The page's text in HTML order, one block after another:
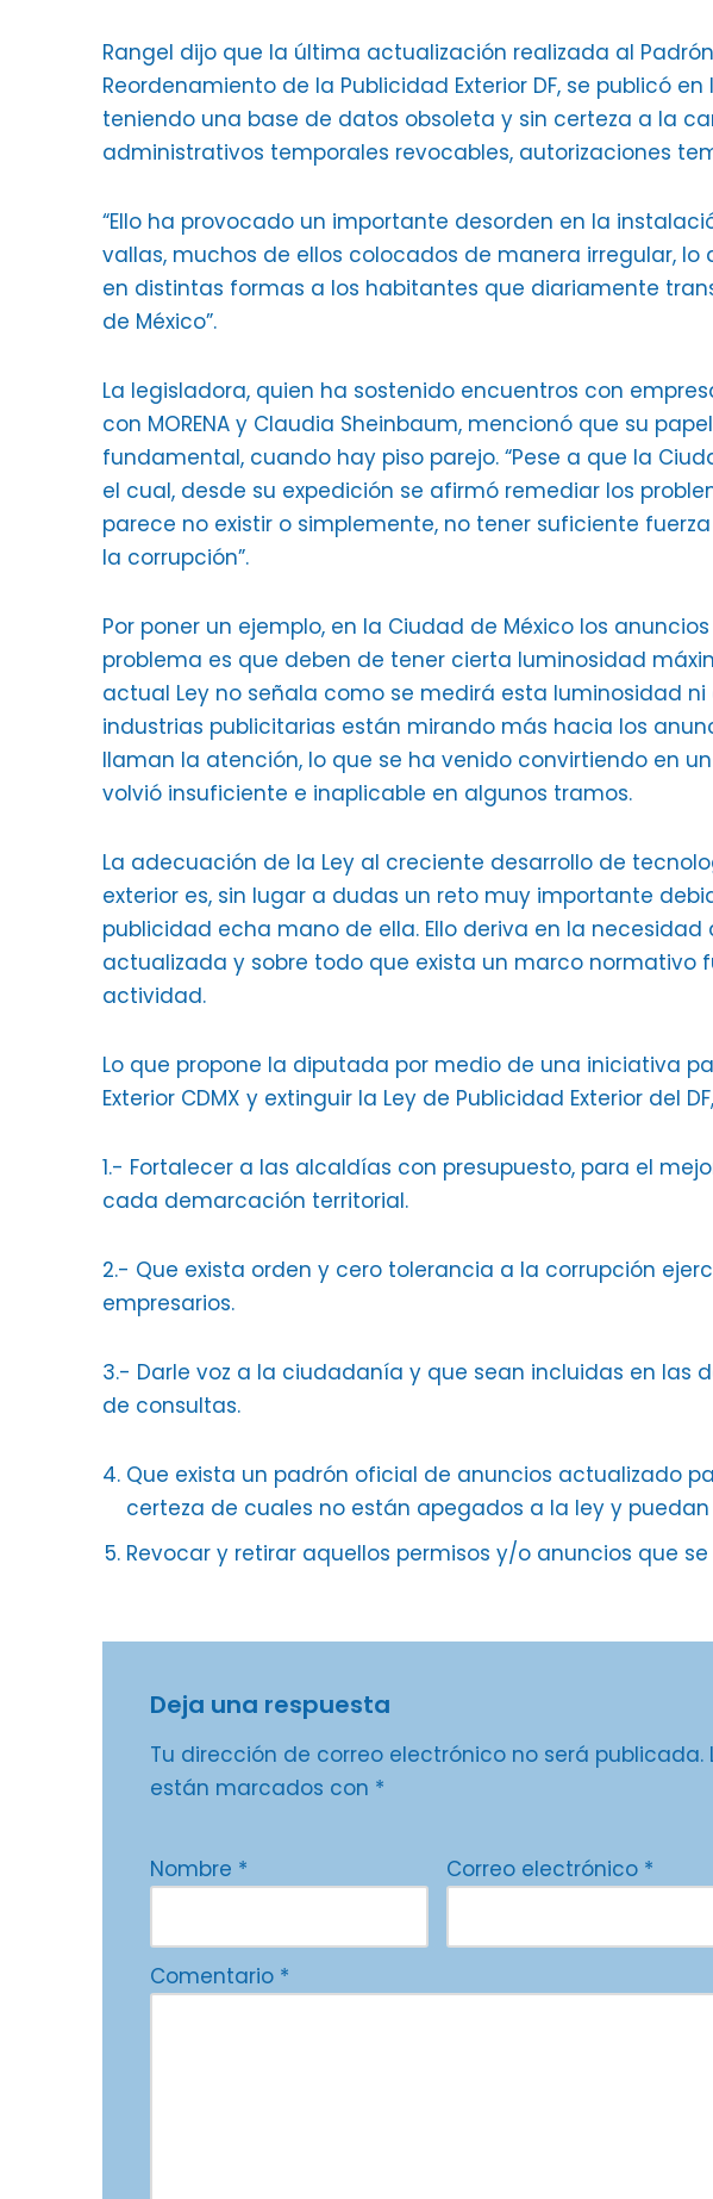
Rangel dijo que la última actualización realizada al
Reordenamiento de la Publicidad Exterior DF, se publicó
teniendo una base de datos obsoleta y sin certeza a la
administrativos temporales revocables, autorizaciones
“Ello ha provocado un importante desorden en la
vallas, muchos de ellos colocados de manera irregular,
en distintas formas a los habitantes que diariamente
de México”.
La legisladora, quien ha sostenido encuentros con
con MORENA y Claudia Sheinbaum, mencionó que su
fundamental, cuando hay piso parejo. “Pese a que la
el cual, desde su expedición se afirmó remediar los
parece no existir o simplemente, no tener suficiente
la corrupción”.
Por poner un ejemplo, en la Ciudad de México los
problema es que deben de tener cierta luminosidad
actual Ley no señala como se medirá esta luminosidad
industrias publicitarias están mirando más hacia los
llaman la atención, lo que se ha venido convirtiendo en
volvió insuficiente e inaplicable en algunos tramos.
La adecuación de la Ley al creciente desarrollo de
exterior es, sin lugar a dudas un reto muy importante
publicidad echa mano de ella. Ello deriva en la
actualizada y sobre todo que exista un marco normativo
actividad.
Lo que propone la diputada por medio de una iniciativa
Exterior CDMX y extinguir la Ley de Publicidad Exterior del
1.- Fortalecer a las alcaldías con presupuesto, para el
cada demarcación territorial.
2.- Que exista orden y cero tolerancia a la corrupción
empresarios.
3.- Darle voz a la ciudadanía y que sean incluidas en las
de consultas.
Que exista un padrón oficial de anuncios actualizado
certeza de cuales no están apegados a la ley y puedan
Revocar y retirar aquellos permisos y/o anuncios que
Deja una respuesta
Tu dirección de correo electrónico no será publicada.
están marcados con *
Nombre * Correo electrónico *
Comentario *